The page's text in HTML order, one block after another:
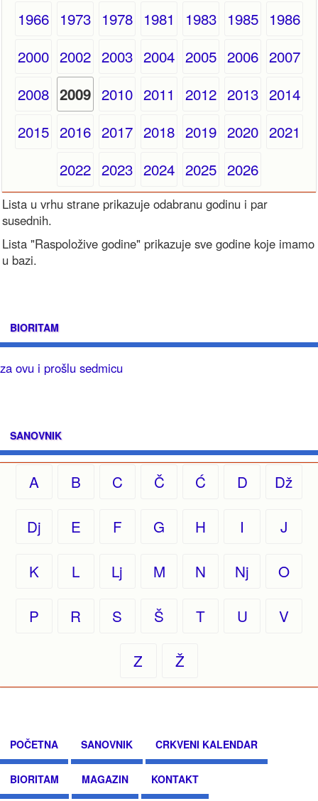
1966 1973 1978 1981 1983 1985 1986
2000 2002 2003 2004 2005 2006 2007
2008 2009 2010 2011 2012 2013 2014
2015 2016 2017 2018 2019 2020 2021
2022 2023 2024 2025 2026
Lista u vrhu strane prikazuje odabranu godinu i par
susednih.
Lista "Raspoložive godine" prikazuje sve godine koje imamo
u bazi.
BIORITAM
za ovu i prošlu sedmicu
SANOVNIK
A B C Č Ć D Dž
Dj E F G H I J
K L Lj M N Nj O
P R S Š T U V
Z Ž
POČETNA SANOVNIK CRKVENI KALENDAR
BIORITAM MAGAZIN KONTAKT